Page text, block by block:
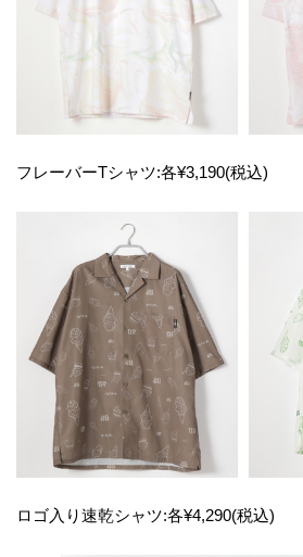
フレーバーTシャツ:各¥3,190(税込)
​ロゴ入り速乾シャツ:各¥4,290(税込)